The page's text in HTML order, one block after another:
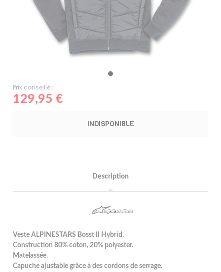
Prix conseillé :
129,95 €
INDISPONIBLE
Description
Veste ALPINESTARS Bosst II Hybrid.
Construction 80% coton, 20% polyester.
Matelassée.
Capuche ajustable grâce à des cordons de serrage.